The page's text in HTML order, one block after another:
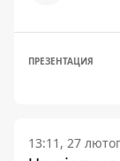
ПРЕЗЕНТАЦИЯ
13:11, 27